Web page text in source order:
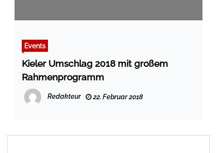
Events
Kieler Umschlag 2018 mit großem
Rahmenprogramm
Redakteur 22. Februar 2018